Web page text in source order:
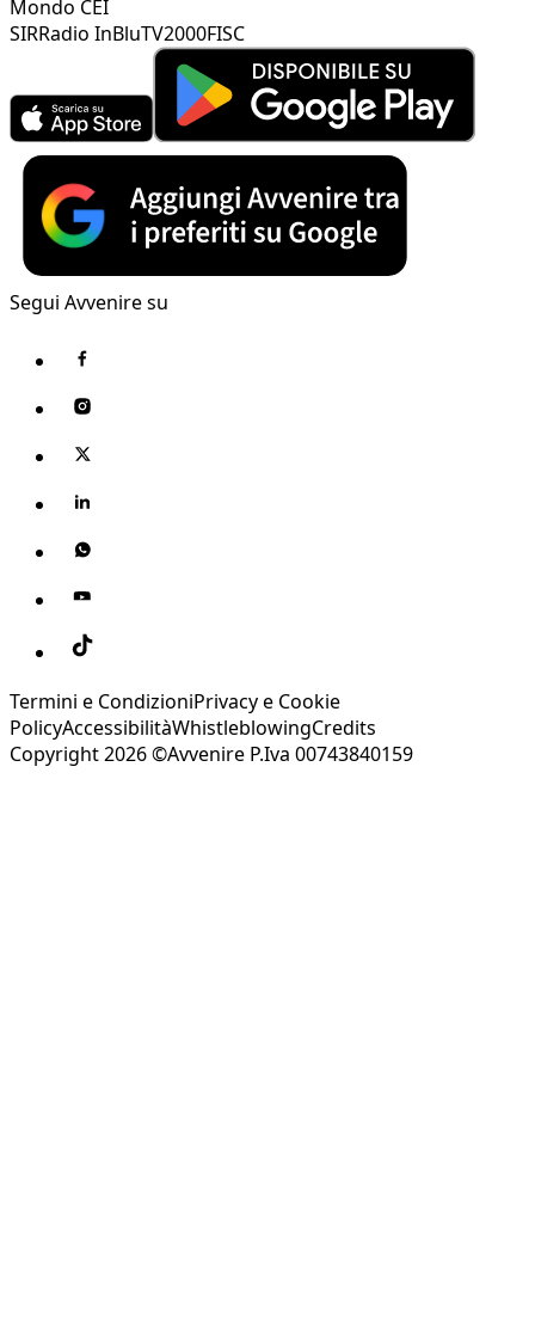
Mondo CEI
SIRRadio InBluTV2000FISC
Segui Avvenire su
Termini e CondizioniPrivacy e Cookie
PolicyAccessibilitàWhistleblowingCredits
Copyright 2026 ©Avvenire P.Iva 00743840159